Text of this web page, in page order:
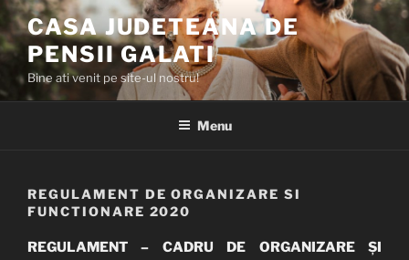
Skip
to
content
CASA JUDETEANA DE
PENSII GALATI
Bine ati venit pe site-ul nostru!
Menu
REGULAMENT DE ORGANIZARE SI
FUNCTIONARE 2020
REGULAMENT – CADRU DE ORGANIZARE ȘI